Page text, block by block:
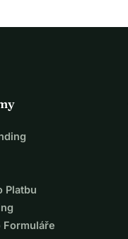
Platbu
Formuláře